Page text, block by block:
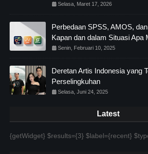
Selasa, Maret 17, 2026
Perbedaan SPSS, AMOS,
Kapan dan dalam Situasi Apa
Senin, Februari 10, 2025
Deretan Artis Indonesia yang
Perselingkuhan
Selasa, Juni 24, 2025
Latest
{getWidget} $results={3} $label={recent}